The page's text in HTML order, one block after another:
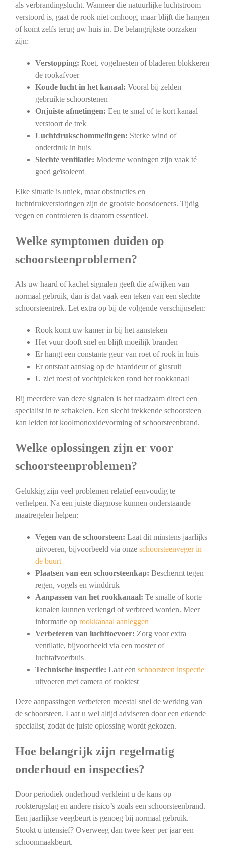
als verbrandingslucht. Wanneer die natuurlijke luchtstroom
verstoord is, gaat de rook niet omhoog, maar blijft die hangen
of komt zelfs terug uw huis in. De belangrijkste oorzaken
zijn:
Verstopping: Roet, vogelnesten of bladeren blokkeren
de rookafvoer
Koude lucht in het kanaal: Vooral bij zelden
gebruikte schoorstenen
Onjuiste afmetingen: Een te smal of te kort kanaal
verstoort de trek
Luchtdrukschommelingen: Sterke wind of
onderdruk in huis
Slechte ventilatie: Moderne woningen zijn vaak té
goed geïsoleerd
Elke situatie is uniek, maar obstructies en
luchtdrukverstoringen zijn de grootste boosdoeners. Tijdig
vegen en controleren is daarom essentieel.
Welke symptomen duiden op
schoorsteenproblemen?
Als uw haard of kachel signalen geeft die afwijken van
normaal gebruik, dan is dat vaak een teken van een slechte
schoorsteentrek. Let extra op bij de volgende verschijnselen:
Rook komt uw kamer in bij het aansteken
Het vuur dooft snel en blijft moeilijk branden
Er hangt een constante geur van roet of rook in huis
Er ontstaat aanslag op de haarddeur of glasruit
U ziet roest of vochtplekken rond het rookkanaal
Bij meerdere van deze signalen is het raadzaam direct een
specialist in te schakelen. Een slecht trekkende schoorsteen
kan leiden tot koolmonoxidevorming of schoorsteenbrand.
Welke oplossingen zijn er voor
schoorsteenproblemen?
Gelukkig zijn veel problemen relatief eenvoudig te
verhelpen. Na een juiste diagnose kunnen onderstaande
maatregelen helpen:
Vegen van de schoorsteen: Laat dit minstens jaarlijks
uitvoeren, bijvoorbeeld via onze schoorsteenveger in
de buurt
Plaatsen van een schoorsteenkap: Beschermt tegen
regen, vogels en winddruk
Aanpassen van het rookkanaal: Te smalle of korte
kanalen kunnen verlengd of verbreed worden. Meer
informatie op rookkanaal aanleggen
Verbeteren van luchttoevoer: Zorg voor extra
ventilatie, bijvoorbeeld via een rooster of
luchtafvoerbuis
Technische inspectie: Laat een schoorsteen inspectie
uitvoeren met camera of rooktest
Deze aanpassingen verbeteren meestal snel de werking van
de schoorsteen. Laat u wel altijd adviseren door een erkende
specialist, zodat de juiste oplossing wordt gekozen.
Hoe belangrijk zijn regelmatig
onderhoud en inspecties?
Door periodiek onderhoud verkleint u de kans op
rookterugslag en andere risico’s zoals een schoorsteenbrand.
Een jaarlijkse veegbeurt is genoeg bij normaal gebruik.
Stookt u intensief? Overweeg dan twee keer per jaar een
schoonmaakbeurt.